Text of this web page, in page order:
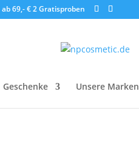
69,- € 2 Gratisproben
Geschenke Unsere Marken